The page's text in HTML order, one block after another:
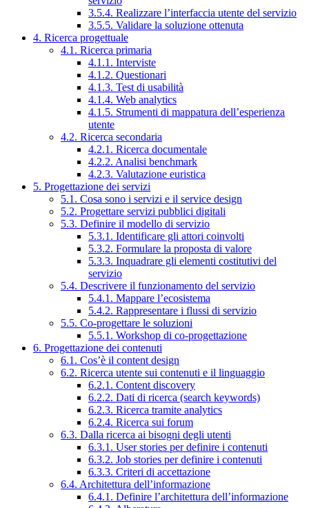
3.5.4. Realizzare l’interfaccia utente del servizio
3.5.5. Validare la soluzione ottenuta
4. Ricerca progettuale
4.1. Ricerca primaria
4.1.1. Interviste
4.1.2. Questionari
4.1.3. Test di usabilità
4.1.4. Web analytics
4.1.5. Strumenti di mappatura dell’esperienza
utente
4.2. Ricerca secondaria
4.2.1. Ricerca documentale
4.2.2. Analisi benchmark
4.2.3. Valutazione euristica
5. Progettazione dei servizi
5.1. Cosa sono i servizi e il service design
5.2. Progettare servizi pubblici digitali
5.3. Definire il modello di servizio
5.3.1. Identificare gli attori coinvolti
5.3.2. Formulare la proposta di valore
5.3.3. Inquadrare gli elementi costitutivi del
servizio
5.4. Descrivere il funzionamento del servizio
5.4.1. Mappare l’ecosistema
5.4.2. Rappresentare i flussi di servizio
5.5. Co-progettare le soluzioni
5.5.1. Workshop di co-progettazione
6. Progettazione dei contenuti
6.1. Cos’è il content design
6.2. Ricerca utente sui contenuti e il linguaggio
6.2.1. Content discovery
6.2.2. Dati di ricerca (search keywords)
6.2.3. Ricerca tramite analytics
6.2.4. Ricerca sui forum
6.3. Dalla ricerca ai bisogni degli utenti
6.3.1. User stories per definire i contenuti
6.3.2. Job stories per definire i contenuti
6.3.3. Criteri di accettazione
6.4. Architettura dell’informazione
6.4.1. Definire l’architettura dell’informazione